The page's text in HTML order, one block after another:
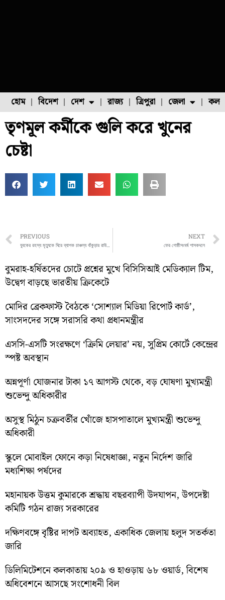
হোম বিদেশ দেশ
ফুল চাষ ফল চাষ মাছ চাষ
রাজ্য ত্রিপুরা জেলা
উত্তর ২৪ পরগনা
তৃণমূল কর্মীকে গুলি করে খুনের
চেষ্টা
Prev
PREVIOUS
যুবকের রহস্য মৃত্যুকে ঘিরে ব্যাপক চাঞ্চল্য বাঁকুড়ার রাউতোড়া গ্রামে
NEXT
ফের গোষ্ঠীসংঘর্ষ শাসকদলে
বুমরাহ-হর্ষিতদের চোটে প্রশ্নের মুখে বিসিসিআই মেডিক্যাল টিম,
উদ্বেগ বাড়ছে ভারতীয় ক্রিকেটে
মোদির ব্রেকফাস্ট বৈঠকে ‘সোশ্যাল মিডিয়া রিপোর্ট কার্ড’,
সাংসদদের সঙ্গে সরাসরি কথা প্রধানমন্ত্রীর
এসসি-এসটি সংরক্ষণে ‘ক্রিমি লেয়ার’ নয়, সুপ্রিম কোর্টে কেন্দ্রের
স্পষ্ট অবস্থান
অন্নপূর্ণা যোজনার টাকা ১৭ আগস্ট থেকে, বড় ঘোষণা মুখ্যমন্ত্রী
শুভেন্দু অধিকারীর
অসুস্থ মিঠুন চক্রবর্তীর খোঁজে হাসপাতালে মুখ্যমন্ত্রী শুভেন্দু
অধিকারী
স্কুলে মোবাইল ফোনে কড়া নিষেধাজ্ঞা, নতুন নির্দেশ জারি
মধ্যশিক্ষা পর্ষদের
মহানায়ক উত্তম কুমারকে শ্রদ্ধায় বছরব্যাপী উদযাপন, উপদেষ্টা
কমিটি গঠন রাজ্য সরকারের
দক্ষিণবঙ্গে বৃষ্টির দাপট অব্যাহত, একাধিক জেলায় হলুদ সতর্কতা
জারি
ডিলিমিটেশনে কলকাতায় ২০৯ ও হাওড়ায় ৬৮ ওয়ার্ড, বিশেষ
অধিবেশনে আসছে সংশোধনী বিল